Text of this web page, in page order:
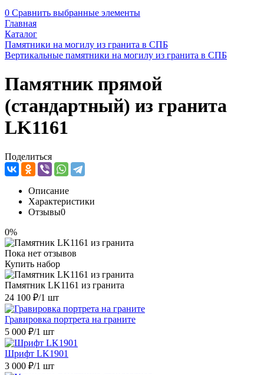
0 Сравнить выбранные элементы
Главная
Каталог
Памятники на могилу из гранита в СПБ
Вертикальные памятники на могилу из гранита в СПБ
Памятник прямой
(стандартный) из гранита
LK1161
Поделиться
Описание
Характеристики
Отзывы0
0%
Пока нет отзывов
Купить набор
Памятник LK1161 из гранита
24 100 ₽/1 шт
Гравировка портрета на граните
5 000 ₽/1 шт
Шрифт LK1901
3 000 ₽/1 шт